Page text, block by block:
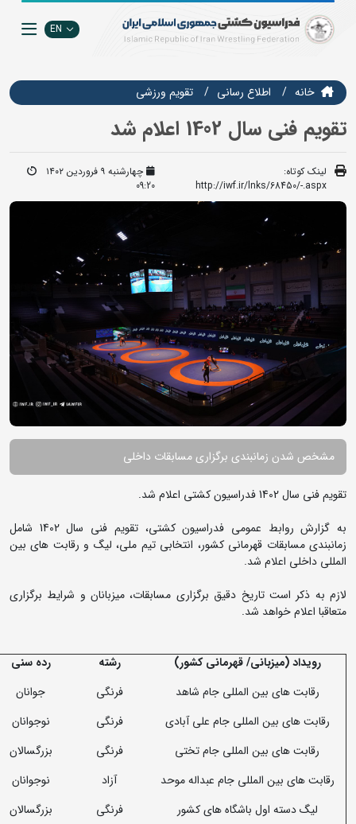
EN
خانه اطلاع رسانی تقويم ورزشي
تقویم فنی سال 1402 اعلام شد
لینک کوتاه:
http://iwf.ir/lnks/68450/-.aspx
چهارشنبه ۹ فروردین ۱۴۰۲
09:20
مشخص شدن زمانبندی برگزاری مسابقات داخلی
تقویم فنی سال 1402 فدراسیون کشتی اعلام شد.
به گزارش روابط عمومی فدراسیون کشتی، تقویم فنی سال 1402 شامل
زمانبندی مسابقات قهرمانی کشور، انتخابی تیم ملی، لیگ و رقابت های بین
المللی داخلی اعلام شد.
لازم به ذکر است تاریخ دقیق برگزاری مسابقات، میزبانان و شرایط برگزاری
متعاقبا اعلام خواهد شد.
رویداد (میزبانی/ قهرمانی کشور) رشته
رده سنی
رقابت های بین المللی جام شاهد
فرنگی
جوانان
رقابت های بین المللی جام علی آبادی
فرنگی
نوجوانان
رقابت های بین المللی جام تختی
فرنگی
بزرگسالان
رقابت های بین المللی جام عبداله موحد
آزاد
نوجوانان
لیگ دسته اول باشگاه های کشور
فرنگی
بزرگسالان